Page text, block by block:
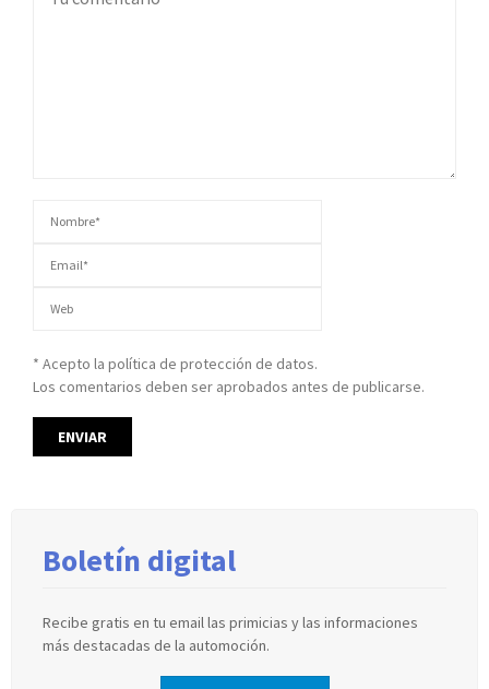
* Acepto la política de protección de datos.
Los comentarios deben ser aprobados antes de publicarse.
Boletín digital
Recibe gratis en tu email las primicias y las informaciones
más destacadas de la automoción.